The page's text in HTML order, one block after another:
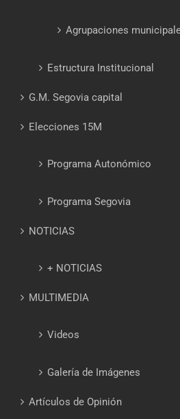
Agrupaciones
Estructura Institucional
G.M. Segovia capital
Elecciones 15M
Programa Autonómico
Programa Segovia
NOTICIAS
+ NOTICIAS
MULTIMEDIA
Videos
Galería de Imágenes
Artículos de Opinión